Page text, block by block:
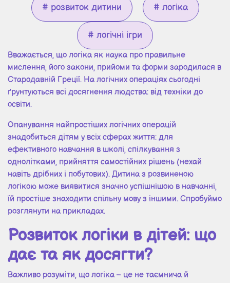
# розвиток дитини # логіка
# логічні ігри
Вважається, що логіка як наука про правильне
мислення, його закони, прийоми та форми зародилася в
Стародавній Греції. На логічних операціях сьогодні
ґрунтуються всі досягнення людства: від техніки до
освіти.
Опанування найпростіших логічних операцій
знадобиться дітям у всіх сферах життя: для
ефективного навчання в школі, спілкування з
однолітками, прийняття самостійних рішень (нехай
навіть дрібних і побутових). Дитина з розвиненою
логікою може виявитися значно успішнішою в навчанні,
їй простіше знаходити спільну мову з іншими. Спробуймо
розглянути на прикладах.
Розвиток логіки в дітей: що
дає та як досягти?
Важливо розуміти, що логіка – це не таємнича й